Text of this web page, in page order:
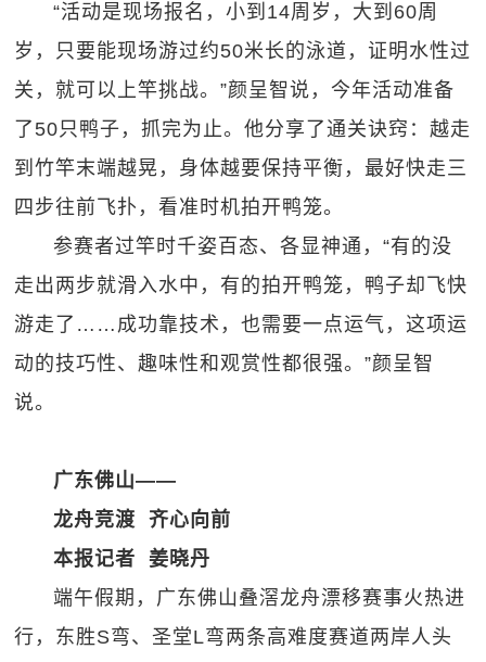
“活动是现场报名，小到14周岁，大到60周
岁，只要能现场游过约50米长的泳道，证明水性过
关，就可以上竿挑战。”颜呈智说，今年活动准备
了50只鸭子，抓完为止。他分享了通关诀窍：越走
到竹竿末端越晃，身体越要保持平衡，最好快走三
四步往前飞扑，看准时机拍开鸭笼。
参赛者过竿时千姿百态、各显神通，“有的没
走出两步就滑入水中，有的拍开鸭笼，鸭子却飞快
游走了……成功靠技术，也需要一点运气，这项运
动的技巧性、趣味性和观赏性都很强。”颜呈智
说。
广东佛山——
龙舟竞渡 齐心向前
本报记者 姜晓丹
端午假期，广东佛山叠滘龙舟漂移赛事火热进
行，东胜S弯、圣堂L弯两条高难度赛道两岸人头